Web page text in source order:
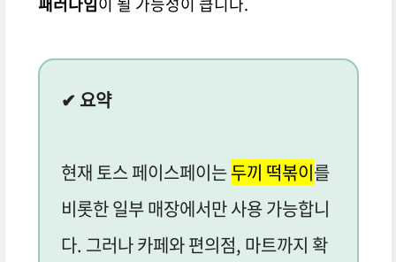
✔ 요약
현재 토스 페이스페이는두끼 떡볶이를
비롯한 일부 매장에서만 사용 가능합니
다. 그러나 카페와 편의점, 마트까지 확